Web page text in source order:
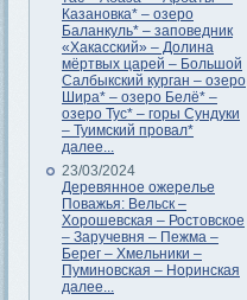
Казановка* – озеро
Баланкуль* – заповедник
«Хакасский» – Долина
мёртвых царей – Большой
Салбыкский курган – озеро
Шира* – озеро Белё* –
озеро Тус* – горы Сундуки
– Туимский провал*
далее...
23/03/2024
Деревянное ожерелье
Поважья: Вельск –
Хорошевская – Ростовское
– Заручевня – Пежма –
Берег – Хмельники –
Пуминовская – Норинская
далее...